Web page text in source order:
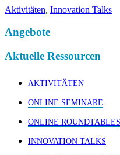
Aktivitäten, Innovation Talks
Angebote
Aktuelle Ressourcen
AKTIVITÄTEN
ONLINE SEMINARE
ONLINE ROUNDTABLES
INNOVATION TALKS